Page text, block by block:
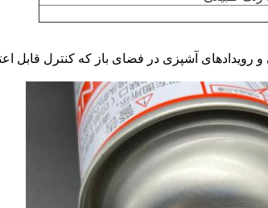
آشپزی در فضای باز که کنترل قابل